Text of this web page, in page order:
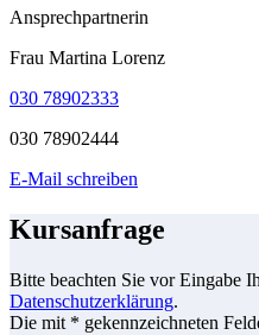
Ansprechpartnerin
Frau Martina Lorenz
030 78902333
030 78902444
E-Mail schreiben
Kursanfrage
Bitte beachten Sie vor Eingabe
Datenschutzerklärung.
Die mit * gekennzeichneten